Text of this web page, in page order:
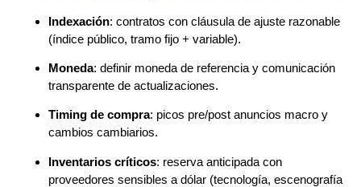
Indexación: contratos con cláusula de ajuste razonable
(índice público, tramo fijo + variable).
Moneda: definir moneda de referencia y comunicación
transparente de actualizaciones.
Timing de compra: picos pre/post anuncios macro y
cambios cambiarios.
Inventarios críticos: reserva anticipada con
proveedores sensibles a dólar (tecnología, escenografía